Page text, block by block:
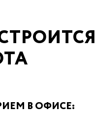
В ОФИСЕ: